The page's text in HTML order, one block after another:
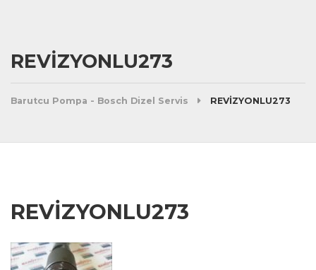
REVİZYONLU273
Barutcu Pompa - Bosch Dizel Servis REVİZYONLU273
REVİZYONLU273